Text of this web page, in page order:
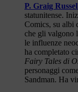
P. Graig
statunitense.
Comics, su albi
che gli valgono
le influenze
ha completato
Fairy Tales di
personaggi
Sandman. Ha